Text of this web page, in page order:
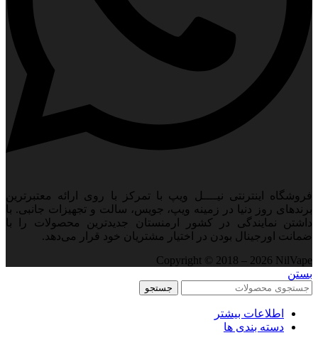
فروشگاه اینترنتی نیــــل ویپ با تمرکز با روی ارائه معتبرترین
برندهای روز دنیا در زمینه ویپ، جویس، سالت و تجهیزات جانبی. با
داشتن نمایندگی در کشور ارمنستان جدید‌ترین محصولات را با
ضمانت اورجینال بودن در اختیار مشتریان خود قرار می‌دهد.
Copyright © 2018 – 2026 NilVape
بستن
جستجو
اطلاعات بیشتر
دسته بندی ها